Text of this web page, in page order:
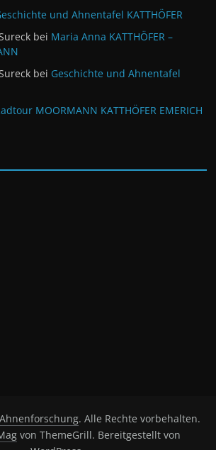
und Ahnentafel KATTHÖFER
bei Maria Anna KATTHÖFER –
bei Geschichte und Ahnentafel
MOORMANN KATTHÖFER EMERICH
Ahnenforschung. Alle Rechte vorbehalten.
von ThemeGrill. Bereitgestellt von